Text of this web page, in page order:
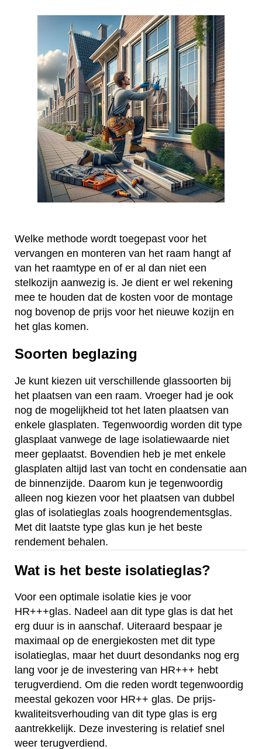
Welke methode wordt toegepast voor het
vervangen en monteren van het raam hangt af
van het raamtype en of er al dan niet een
stelkozijn aanwezig is. Je dient er wel rekening
mee te houden dat de kosten voor de montage
nog bovenop de prijs voor het nieuwe kozijn en
het glas komen.
Soorten beglazing
Je kunt kiezen uit verschillende glassoorten bij
het plaatsen van een raam. Vroeger had je ook
nog de mogelijkheid tot het laten plaatsen van
enkele glasplaten. Tegenwoordig worden dit type
glasplaat vanwege de lage isolatiewaarde niet
meer geplaatst. Bovendien heb je met enkele
glasplaten altijd last van tocht en condensatie aan
de binnenzijde. Daarom kun je tegenwoordig
alleen nog kiezen voor het plaatsen van dubbel
glas of isolatieglas zoals hoogrendementsglas.
Met dit laatste type glas kun je het beste
rendement behalen.
Wat is het beste isolatieglas?
Voor een optimale isolatie kies je voor
HR+++glas. Nadeel aan dit type glas is dat het
erg duur is in aanschaf. Uiteraard bespaar je
maximaal op de energiekosten met dit type
isolatieglas, maar het duurt desondanks nog erg
lang voor je de investering van HR+++ hebt
terugverdiend. Om die reden wordt tegenwoordig
meestal gekozen voor HR++ glas. De prijs-
kwaliteitsverhouding van dit type glas is erg
aantrekkelijk. Deze investering is relatief snel
weer terugverdiend.